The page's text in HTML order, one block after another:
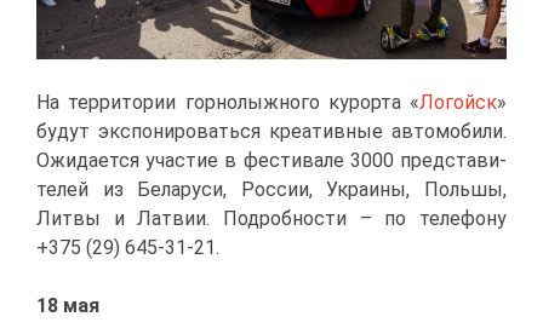
На тер­ри­то­рии гор­но­лыж­но­го ку­рор­та «Ло­гойск»
бу­дут экс­по­ни­ро­вать­ся кре­а­тив­ные ав­то­мо­би­ли.
Ожи­да­ет­ся уча­стие в фе­сти­ва­ле 3000 пред­ста­ви­
те­лей из Бе­ла­ру­си, Рос­сии, Укра­и­ны, Поль­шы,
Лит­вы и Лат­вии. По­дроб­но­сти – по те­ле­фо­ну
+375 (29) 645-31-21.
18 мая